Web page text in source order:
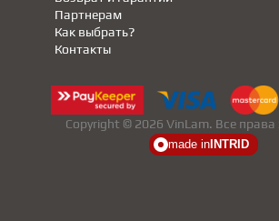
Партнерам
Как выбрать?
Контакты
Copyright © 2026 VinLam. Все
made in INTRID